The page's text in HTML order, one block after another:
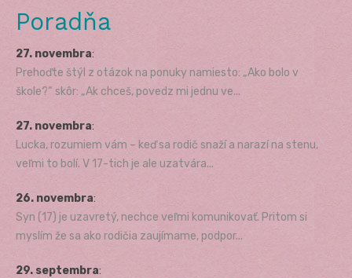
Poradňa
27. novembra:
Prehoďte štýl z otázok na ponuky namiesto: „Ako bolo v
škole?“ skôr: „Ak chceš, povedz mi jednu ve...
27. novembra:
Lucka, rozumiem vám – keď sa rodič snaží a narazí na stenu,
veľmi to bolí. V 17-tich je ale uzatvára...
26. novembra:
Syn (17) je uzavretý, nechce veľmi komunikovať. Pritom si
myslím že sa ako rodičia zaujímame, podpor...
29. septembra: